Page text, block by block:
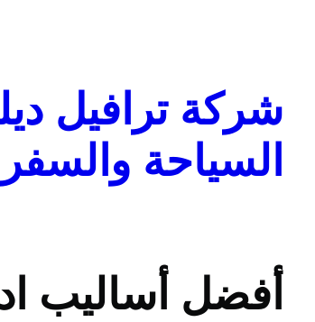
شركة ترافيل
السياحة والسفر
أفضل أساليب